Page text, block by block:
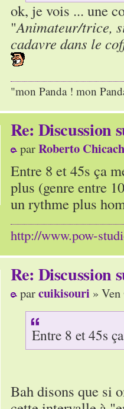
ok, je vois ... une
"Animateur/trice,
cadavre dans le
"mon Panda ! mon
Re: Discussion
parRoberto
Entre 8 et 45s ça
plus (genre entre
un rythme plus
http://www.pow-
Re: Discussion
parcuikisouri »
Entre 8 et 45s
Bah disons que si